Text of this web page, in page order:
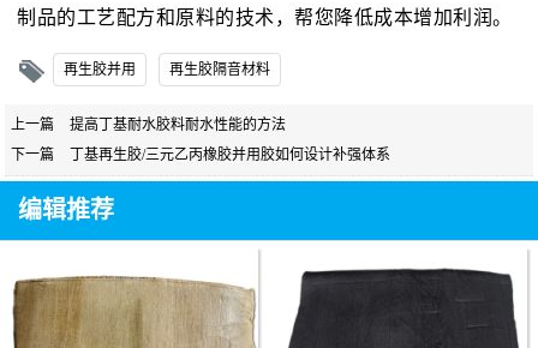
制品的工艺配方和原料的技术，帮您降低成本增加利润。
再生胶并用 再生胶隔音材料
上一篇
提高丁基耐水胶料耐水性能的方法
下一篇
丁基再生胶/三元乙丙橡胶并用胶如何设计补强体系
编辑推荐